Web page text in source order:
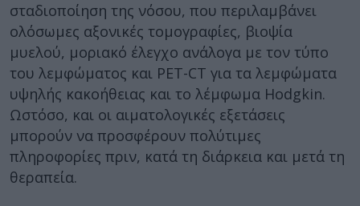
σταδιοποίηση της νόσου, που περιλαμβάνει
ολόσωμες αξονικές τομογραφίες, βιοψία
μυελού, μοριακό έλεγχο ανάλογα με τον τύπο
του λεμφώματος και PET-CT για τα λεμφώματα
υψηλής κακοήθειας και το λέμφωμα Hodgkin.
Ωστόσο, και οι αιματολογικές εξετάσεις
μπορούν να προσφέρουν πολύτιμες
πληροφορίες πριν, κατά τη διάρκεια και μετά τη
θεραπεία.